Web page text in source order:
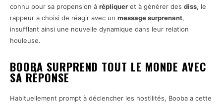
connu pour sa propension à répliquer et à générer des diss, le
rappeur a choisi de réagir avec un message surprenant,
insufflant ainsi une nouvelle dynamique dans leur relation
houleuse.
BOOBA SURPREND TOUT LE MONDE AVEC
SA RÉPONSE
Habituellement prompt à déclencher les hostilités, Booba a cette